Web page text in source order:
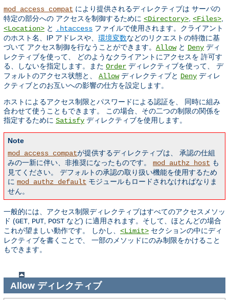
mod_access_compat により提供されるディレクティブは サーバの
特定の部分への アクセスを制御するために <Directory> <Files>
<Location> と .htaccess ファイルで使用されます。クライアント
のホスト名、IP アドレスや、 環境変数などのリクエストの特徴に基
づいて アクセス制御を行なうことができます。 Allowと Deny ディ
レクティブを使って、 どのようなクライアントにアクセスを 許可す
る、しないを指定します。また Order ディレクティブを使って、 デ
フォルトのアクセス状態と、 Allowディレクティブと Deny ディレ
クティブとのお互いへの影響の仕方を設定します。
ホストによるアクセス制限とパスワードによる認証を、 同時に組み
合わせて使うこともできます。 この場合、その二つの制限の関係を
指定するために Satisfy ディレクティブを使用します。
Note
mod_access_compatが提供するディレクティブは、 承認の仕組
みの一新に伴い、非推奨になったものです。 mod_authz_host も
見てください。 デフォルトの承認の取り扱い機能を使用するため
に mod_authz_default モジュールもロードされなければなりま
せん。
一般的には、アクセス制限ディレクティブはすべてのアクセスメソッ
ド (GET PUT POST など) に適用されます。そして、ほとんどの場合
これが望ましい動作です。 しかし、 <Limit> セクションの中にディ
レクティブを書くことで、 一部のメソッドにのみ制限をかけること
もできます。
Allowディレクティブ